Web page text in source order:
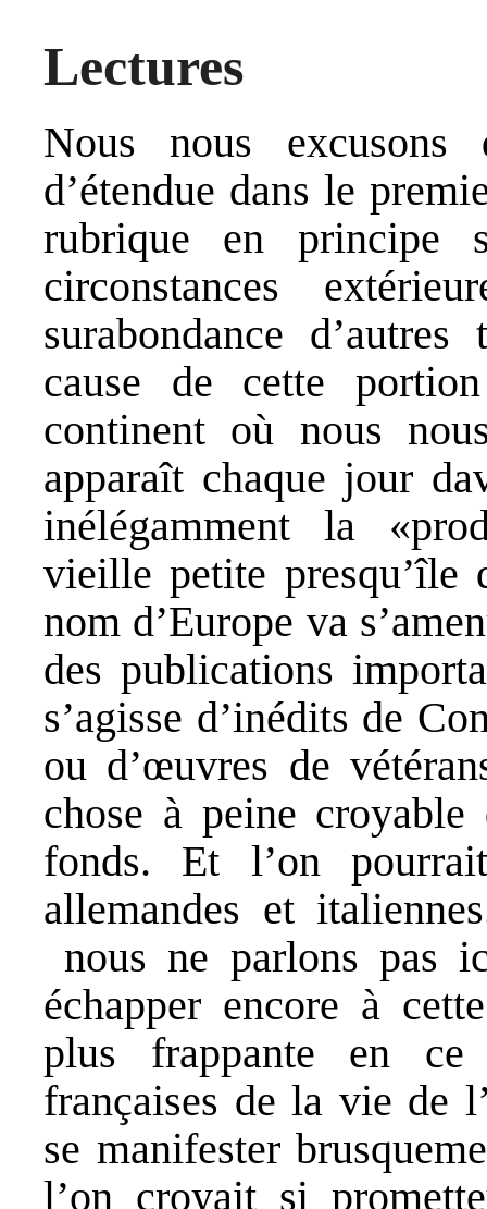
Lectures
Nous nous
d’étendue dans le
rubrique en principe
circonstances
surabondance
cause de cette
continent où nous
apparaît chaque jour
inélégamment la
vieille petite presqu’île
nom d’Europe va
des publications
s’agisse d’inédits de
ou d’œuvres de
chose à peine
fonds. Et l’on
allemandes et
nous ne parlons pas
échapper encore à
plus frappante en ce
françaises de la vie de
se manifester
l’on croyait si